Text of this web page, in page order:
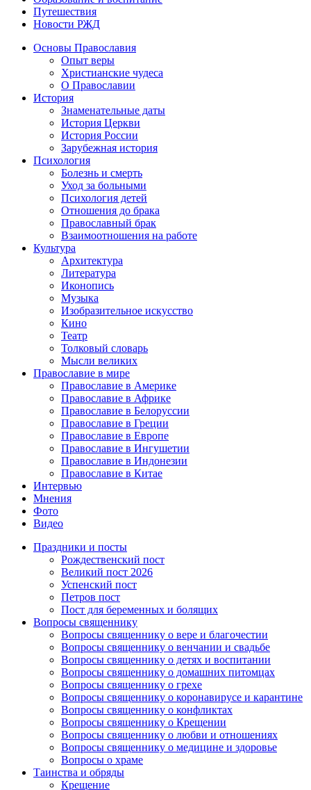
Путешествия
Новости РЖД
Основы Православия
Опыт веры
Христианские чудеса
О Православии
История
Знаменательные даты
История Церкви
История России
Зарубежная история
Психология
Болезнь и смерть
Уход за больными
Психология детей
Отношения до брака
Православный брак
Взаимоотношения на работе
Культура
Архитектура
Литература
Иконопись
Музыка
Изобразительное искусство
Кино
Театр
Толковый словарь
Мысли великих
Православие в мире
Православие в Америке
Православие в Африке
Православие в Белоруссии
Православие в Греции
Православие в Европе
Православие в Ингушетии
Православие в Индонезии
Православие в Китае
Интервью
Мнения
Фото
Видео
Праздники и посты
Рождественский пост
Великий пост 2026
Успенский пост
Петров пост
Пост для беременных и болящих
Вопросы священнику
Вопросы священнику о вере и благочестии
Вопросы священнику о венчании и свадьбе
Вопросы священнику о детях и воспитании
Вопросы священнику о домашних питомцах
Вопросы священнику о грехе
Вопросы священнику о коронавирусе и карантине
Вопросы священнику о конфликтах
Вопросы священнику о Крещении
Вопросы священнику о любви и отношениях
Вопросы священнику о медицине и здоровье
Вопросы о храме
Таинства и обряды
Крещение